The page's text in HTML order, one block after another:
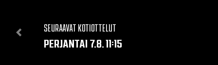
SEURAAVAT KOTIOTTELUT
PERJANTAI 7.8. 11:15